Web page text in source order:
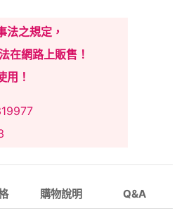
法之規定，
在網路上販售！
用！
購物說明 Q&A